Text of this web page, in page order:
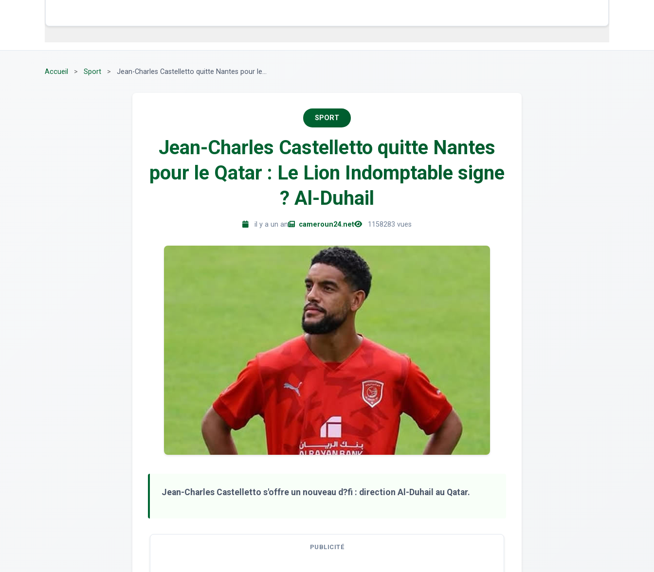
Accueil > Sport > Jean-Charles Castelletto quitte Nantes pour le...
SPORT
Jean-Charles Castelletto quitte Nantes
pour le Qatar : Le Lion Indomptable signe
? Al-Duhail
il y a un an cameroun24.net 1158283 vues
Jean-Charles Castelletto s'offre un nouveau d?fi : direction Al-Duhail au Qatar.
PUBLICITÉ